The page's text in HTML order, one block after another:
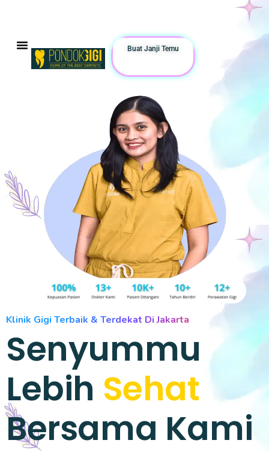
Buat Janji Temu
Klinik Gigi Terbaik & Terdekat Di Jakarta
Senyummu
Lebih Sehat
Bersama Kami